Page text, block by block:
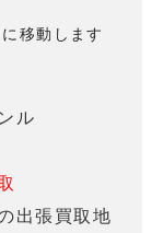
移動します
ル
出張買取地